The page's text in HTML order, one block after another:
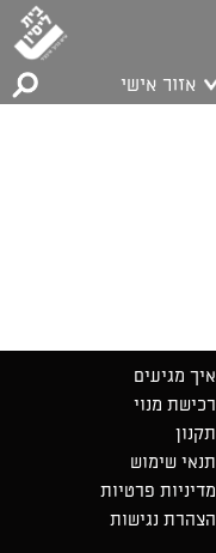
אזור אישי
איך מגיעים
רכישת מנוי
תקנון
תנאי שימוש
מדיניות פרטיות
הצהרת נגישות